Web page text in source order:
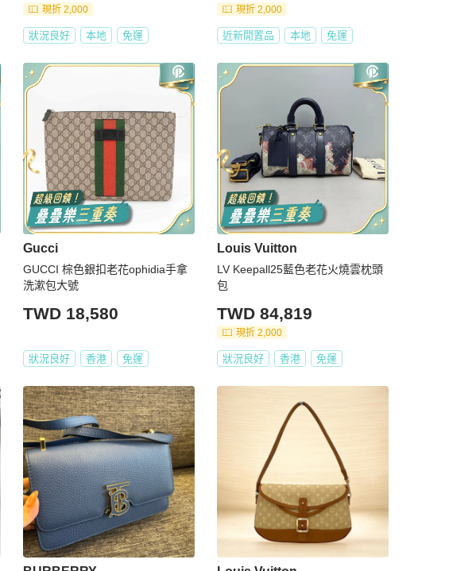
現折 2,000
狀況良好 本地 免運
現折 2,000
近新閒置品 本地 免運
Gucci
GUCCI 棕色銀扣老花ophidia手拿
洗漱包大號
TWD 18,580
狀況良好 香港 免運
Louis Vuitton
LV Keepall25藍色老花火燒雲枕頭
包
TWD 84,819
現折 2,000
狀況良好 香港 免運